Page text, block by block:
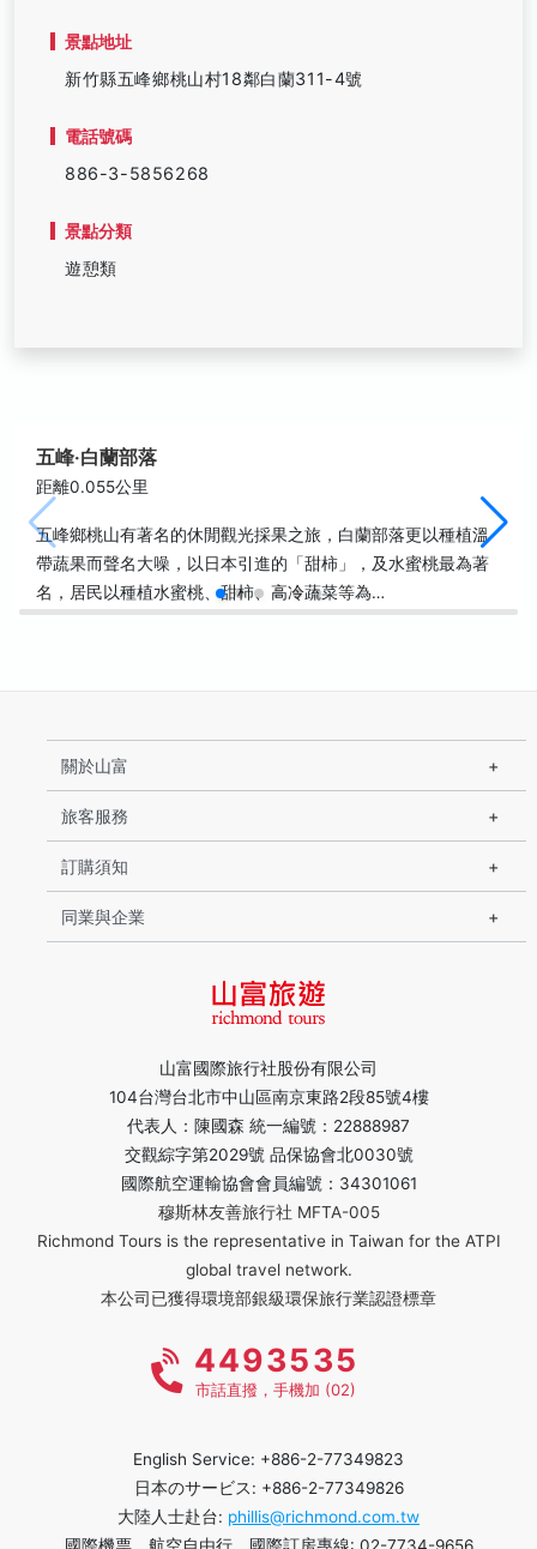
景點地址
新竹縣五峰鄉桃山村18鄰白蘭311-4號
電話號碼
886-3-5856268
景點分類
遊憩類
五峰‧白蘭部落
距離0.055公里
五峰鄉桃山有著名的休閒觀光採果之旅，白蘭部落更以種植溫
帶蔬果而聲名大噪，以日本引進的「甜柿」，及水蜜桃最為著
名，居民以種植水蜜桃、甜柿、高冷蔬菜等為…
山富國際旅行社股份有限公司
104台灣台北市中山區南京東路2段85號4樓
代表人：陳國森 統一編號：22888987
交觀綜字第2029號 品保協會北0030號
國際航空運輸協會會員編號：34301061
穆斯林友善旅行社 MFTA-005
Richmond Tours is the representative in Taiwan for the ATPI
global travel network.
本公司已獲得環境部銀級環保旅行業認證標章
關於山富
旅客服務
訂購須知
同業與企業
4493535
市話直撥，手機加 (02)
English Service: +886-2-77349823
日本のサービス: +886-2-77349826
大陸人士赴台: phillis@richmond.com.tw